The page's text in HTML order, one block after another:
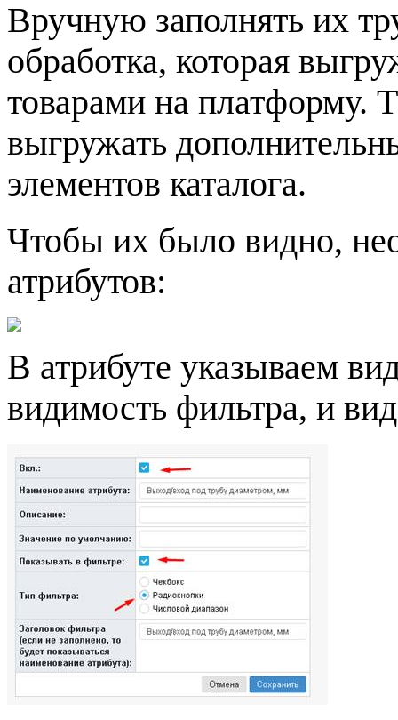
Вручную заполнять их
обработка, которая
товарами на платформу.
выгружать
элементов каталога.
Чтобы их было видно,
атрибутов:
В атрибуте указываем
видимость фильтра, и